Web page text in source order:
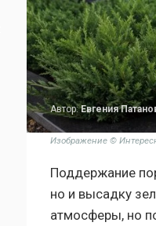
Автор:Евгения
Изображение ©
Поддержание
но и высадку
атмосферы, но